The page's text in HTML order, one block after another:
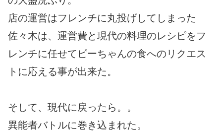
店の運営はフレンチに丸投げしてしまった
佐々木は、運営費と現代の料理のレシピをフ
レンチに任せてピーちゃんの食へのリクエス
トに応える事が出来た。
そして、現代に戻ったら。。
異能者バトルに巻き込まれた。